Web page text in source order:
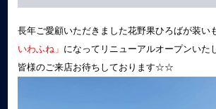
長年ご愛顧いただきました花野果ひろばが装い
いわふね」 になってリニューアルオープンいた
皆様のご来店お待ちしております☆☆